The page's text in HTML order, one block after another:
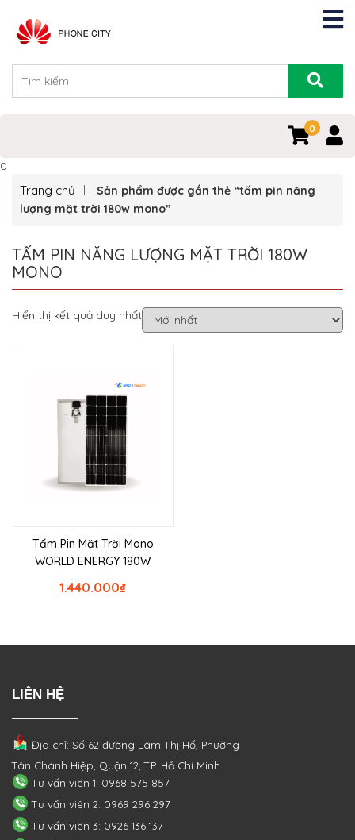
0
0
Trang chủ
Sản phẩm được gắn thẻ “tấm pin năng
lượng mặt trời 180w mono”
TẤM PIN NĂNG LƯỢNG MẶT TRỜI 180W
MONO
Hiển thị kết quả duy nhất
Tấm Pin Mặt Trời Mono
WORLD ENERGY 180W
₫
1.440.000
LIÊN HỆ
Địa chỉ: Số 62 đường Lâm Thị Hố, Phường
Tân Chánh Hiệp, Quận 12, TP. Hồ Chí Minh
Tư vấn viên 1: 0968 575 857
Tư vấn viên 2: 0969 296 297
Tư vấn viên 3: 0926 136 137